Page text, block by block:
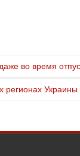
во время
регионах